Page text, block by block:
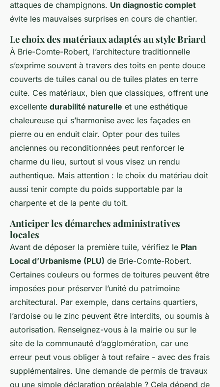
attaques de champignons. Un diagnostic complet
évite les mauvaises surprises en cours de chantier.
Le choix des matériaux adaptés au style Briard
À Brie-Comte-Robert, l’architecture traditionnelle
s’exprime souvent à travers des toits en pente douce
couverts de tuiles canal ou de tuiles plates en terre
cuite. Ces matériaux, bien que classiques, offrent une
excellente durabilité naturelle et une esthétique
chaleureuse qui s’harmonise avec les façades en
pierre ou en enduit clair. Opter pour des tuiles
anciennes ou reconditionnées peut renforcer le
charme du lieu, surtout si vous visez un rendu
authentique. Mais attention : le choix du matériau doit
aussi tenir compte du poids supportable par la
charpente et de la pente du toit.
Anticiper les démarches administratives
locales
Avant de déposer la première tuile, vérifiez le Plan
Local d’Urbanisme (PLU) de Brie-Comte-Robert.
Certaines couleurs ou formes de toitures peuvent être
imposées pour préserver l’unité du patrimoine
architectural. Par exemple, dans certains quartiers,
l’ardoise ou le zinc peuvent être interdits, ou soumis à
autorisation. Renseignez-vous à la mairie ou sur le
site de la communauté d’agglomération, car une
erreur peut vous obliger à tout refaire - avec des frais
supplémentaires. Une demande de permis de travaux
ou une simple déclaration préalable ? Cela dépend de